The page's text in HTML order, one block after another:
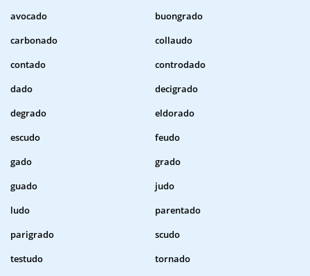
avocado
buongrado
carbonado
collaudo
contado
controdado
dado
decigrado
degrado
eldorado
escudo
feudo
gado
grado
guado
judo
ludo
parentado
parigrado
scudo
testudo
tornado